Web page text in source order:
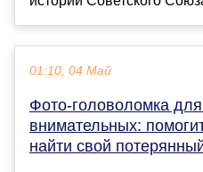
01:10, 04 Май
Фото-головоломка
внимательных:
найти свой